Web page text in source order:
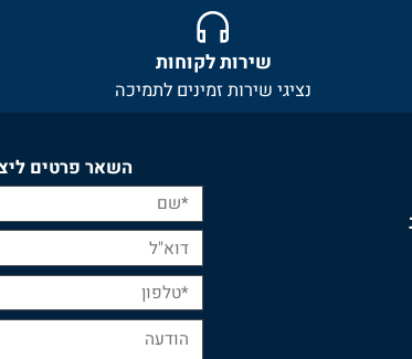
נציגי שירות זמינים לתמיכה
השאר פרטים